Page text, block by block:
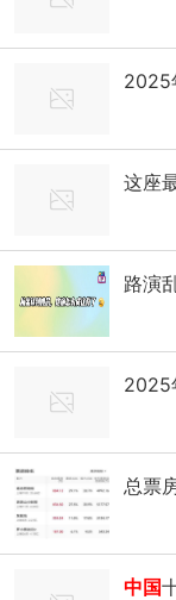
出
新闻
2025
这座
路演
2025
总票
中国